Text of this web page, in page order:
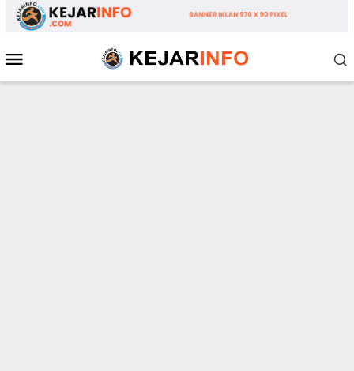
Loncat
Mobile